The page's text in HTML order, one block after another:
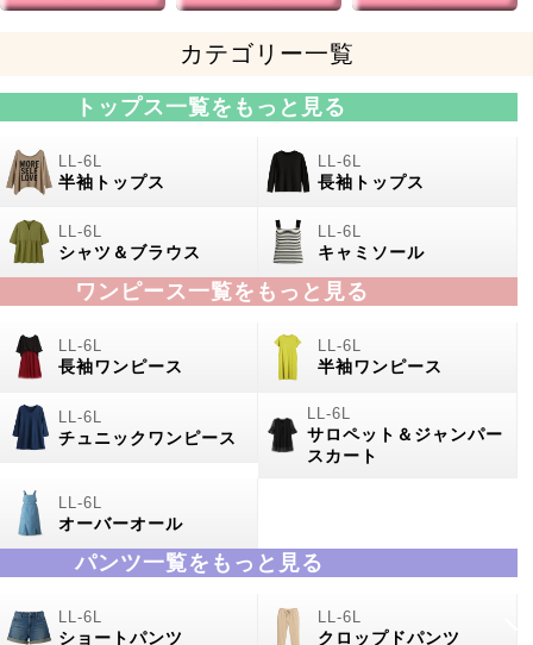
カテゴリー一覧
トップス一覧をもっと見る
半袖トップス 長袖トップス
シャツ＆ブラウス キャミソール
ワンピース一覧をもっと見る
長袖ワンピース 半袖ワンピース
チュニックワンピース
サロペット＆ジャンパー
スカート
オーバーオール
パンツ一覧をもっと見る
ショートパンツ クロップドパンツ